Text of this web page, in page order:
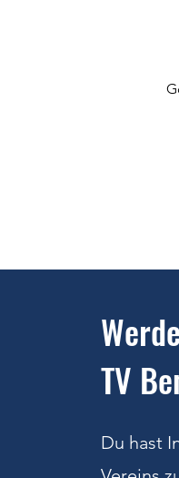
TV
Du hast